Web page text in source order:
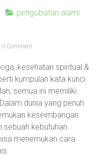
pengobatan alami
0 Comment
kesehatan spiritual &
kumpulan kata kunci
semua ini memiliki
dunia yang penuh
keseimbangan
sebuah kebutuhan.
menemukan cara